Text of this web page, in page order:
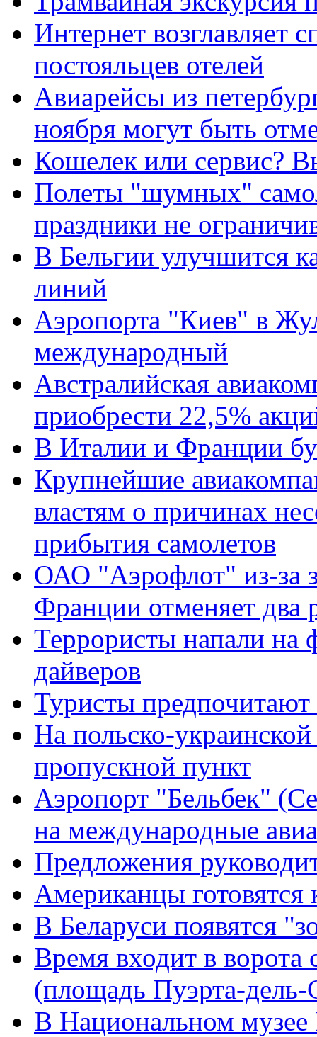
Интернет возглавляет
постояльцев отелей
Авиарейсы из
ноября могут быть
Кошелек или сервис?
Полеты "шумных"
праздники не
В Бельгии улучшится
линий
Аэропорта "Киев" в
международный
Австралийская
приобрести 22,5%
В Италии и Франции
Крупнейшие
властям о причинах
прибытия самолетов
ОАО "Аэрофлот" из-за
Франции отменяет два
Террористы напали на
дайверов
Туристы
На польско-
пропускной пункт
Аэропорт "Бельбек"
на международные
Предложения
Американцы готовятся
В Беларуси появятся
Время входит в ворота
(площадь Пуэрта-
В Национальном музее